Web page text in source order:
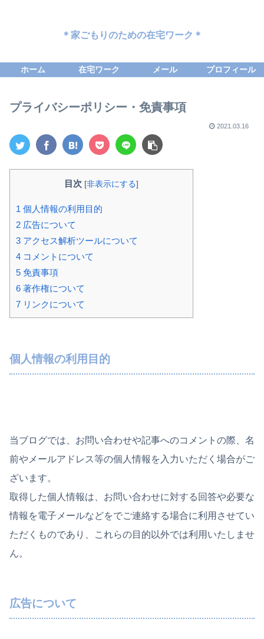
＊家ごもりのための在宅ワーク＊
ホーム 在宅ワーク メール プロフィール
プライバシーポリシー・免責事項
2021.03.16
目次 [非表示にする]
1 個人情報の利用目的
2 広告について
3 アクセス解析ツールについて
4 コメントについて
5 免責事項
6 著作権について
7 リンクについて
個人情報の利用目的
当ブログでは、お問い合わせや記事へのコメントの際、名
前やメールアドレス等の個人情報を入力いただく場合がご
ざいます。
取得した個人情報は、お問い合わせに対する回答や必要な
情報を電子メールなどをでご連絡する場合に利用させてい
ただくものであり、これらの目的以外では利用いたしませ
ん。
広告について